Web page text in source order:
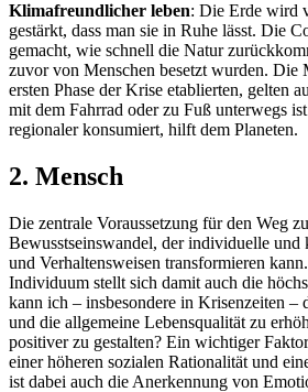
Klimafreundlicher leben: Die Erde wird
gestärkt, dass man sie in Ruhe lässt. Die
gemacht, wie schnell die Natur
zuvor von Menschen besetzt wurden. Die
ersten Phase der Krise etablierten, gelten
mit dem Fahrrad oder zu Fuß unterwegs
regionaler konsumiert, hilft dem Planeten.
2. Mensch
Die zentrale Voraussetzung für den Weg
Bewusstseinswandel, der individuelle
und Verhaltensweisen transformieren
Individuum stellt sich damit auch die
kann ich – insbesondere in Krisenzeiten –
und die allgemeine Lebensqualität zu
positiver zu gestalten? Ein wichtiger
einer höheren sozialen Rationalität und
ist dabei auch die Anerkennung von